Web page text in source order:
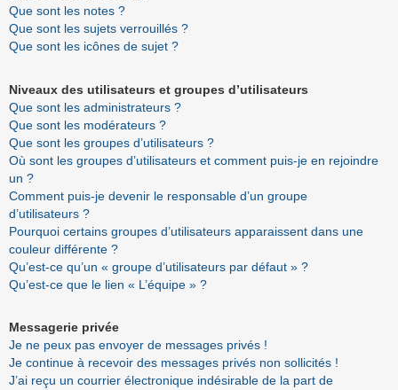
Que sont les notes ?
Que sont les sujets verrouillés ?
Que sont les icônes de sujet ?
Niveaux des utilisateurs et groupes d’utilisateurs
Que sont les administrateurs ?
Que sont les modérateurs ?
Que sont les groupes d’utilisateurs ?
Où sont les groupes d’utilisateurs et comment puis-je en rejoindre
un ?
Comment puis-je devenir le responsable d’un groupe
d’utilisateurs ?
Pourquoi certains groupes d’utilisateurs apparaissent dans une
couleur différente ?
Qu’est-ce qu’un « groupe d’utilisateurs par défaut » ?
Qu’est-ce que le lien « L’équipe » ?
Messagerie privée
Je ne peux pas envoyer de messages privés !
Je continue à recevoir des messages privés non sollicités !
J’ai reçu un courrier électronique indésirable de la part de